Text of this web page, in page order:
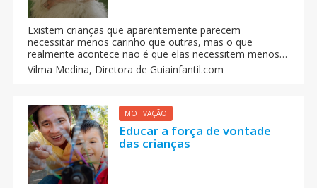
Existem crianças que aparentemente parecem
necessitar menos carinho que outras, mas o que
realmente acontece não é que elas necessitem menos.
Unicamente é que demonstram de maneira diferente e
necessitam de carinho por outros caminhos. Nem todas
Vilma Medina, Diretora de Guiainfantil.com
MOTIVAÇÃO
Educar a força de vontade
das crianças